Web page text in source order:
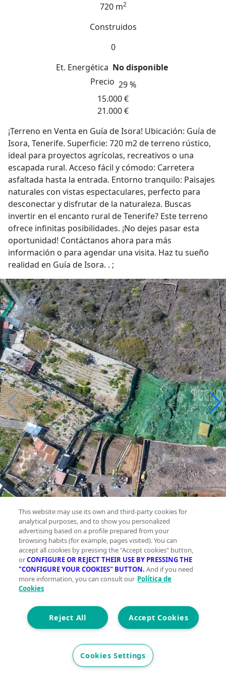
720 m2
Construidos
0
Et. Energética No disponible
Precio 29 %
15.000 €
21.000 €
¡Terreno en Venta en Guía de Isora! Ubicación: Guía de
Isora, Tenerife. Superficie: 720 m2 de terreno rústico,
ideal para proyectos agrícolas, recreativos o una
escapada rural. Acceso fácil y cómodo: Carretera
asfaltada hasta la entrada. Entorno tranquilo: Paisajes
naturales con vistas espectaculares, perfecto para
desconectar y disfrutar de la naturaleza. Buscas
invertir en el encanto rural de Tenerife? Este terreno
ofrece infinitas posibilidades. ¡No dejes pasar esta
oportunidad! Contáctanos ahora para más
información o para agendar una visita. Haz tu sueño
realidad en Guía de Isora. . ;
Terreno
venta
GUÍA
ISORA
Planta
This website may use its own and third-party cookies for
analytical purposes, and to show you personalized
advertising based on a profile prepared from your
browsing habits (for example, pages visited). You can
accept all cookies by pressing the "Accept cookies" button,
orCONFIGURE OR REJECT THEIR USE BY PRESSING THE
"CONFIGURE YOUR COOKIES" BUTTON. And if you need
more information, you can consult our Política de
Cookies
Accept Cookies
Reject All
Cookies Settings